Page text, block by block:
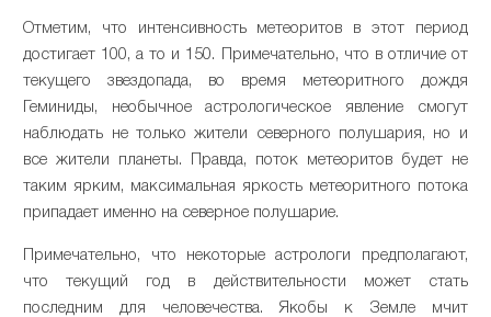
Отметим, что интенсивность метеоритов в этот период
достигает 100, а то и 150. Примечательно, что в отличие от
текущего звездопада, во время метеоритного дождя
Геминиды, необычное астрологическое явление смогут
наблюдать не только жители северного полушария, но и
все жители планеты. Правда, поток метеоритов будет не
таким ярким, максимальная яркость метеоритного потока
припадает именно на северное полушарие.
Примечательно, что некоторые астрологи предполагают,
что текущий год в действительности может стать
последним для человечества. Якобы к Земле мчит